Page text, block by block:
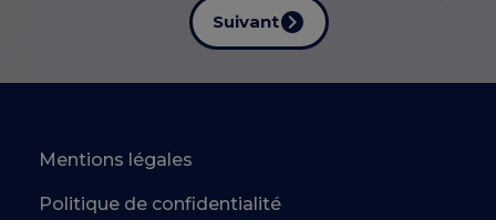
Suivant
Mentions légales
Politique de confidentialité